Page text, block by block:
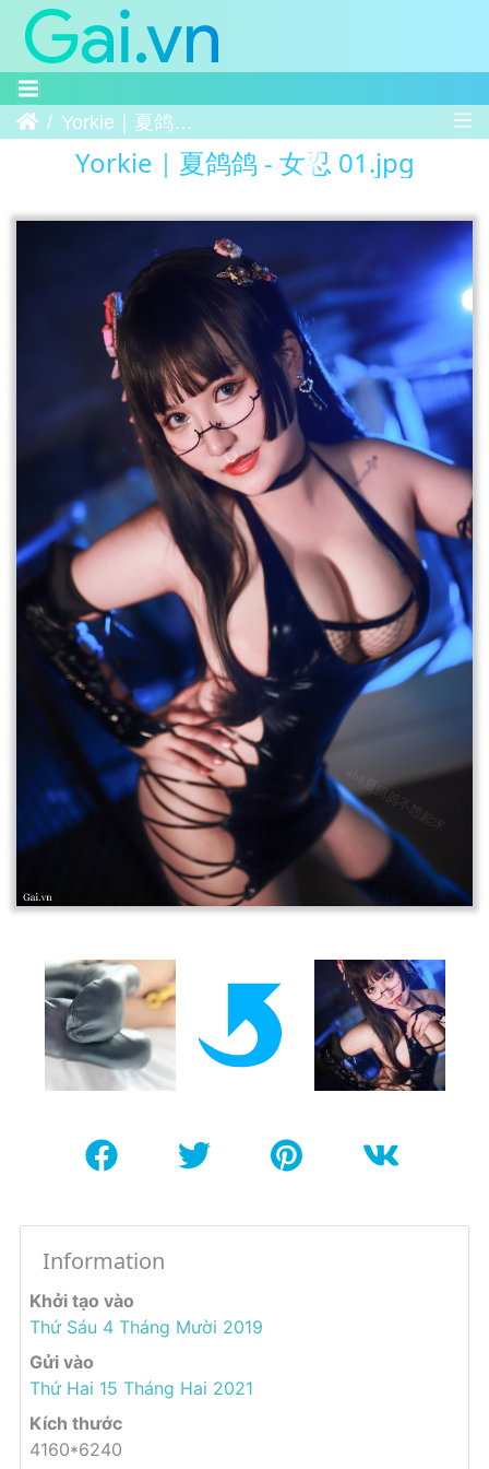
Trang chủYorkie｜夏鸽鸽 - 女忍 01
Yorkie｜夏鸽鸽 - 女忍 01.jpg
Information
Khởi tạo vào
Thứ Sáu 4 Tháng Mười 2019
Gửi vào
Thứ Hai 15 Tháng Hai 2021
Kích thước
4160*6240